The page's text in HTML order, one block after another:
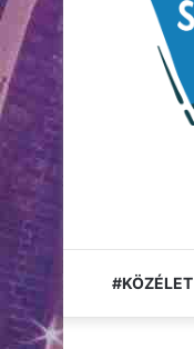
#KÖZÉLET